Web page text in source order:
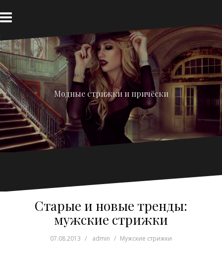
к
содержимому
Модные стрижки и причёски
Старые и новые тренды:
мужские стрижки
07.08.2013 admin Мужские стрижки